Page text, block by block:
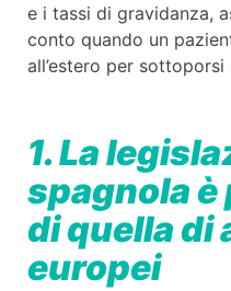
e i tassi di gravidanza,
conto quando un
all’estero per
1. La
spagnola
di quella di
europei